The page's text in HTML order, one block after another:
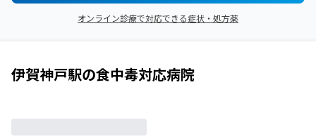
オンライン診療で対応できる症状・処方薬
伊賀神戸駅の食中毒対応病院